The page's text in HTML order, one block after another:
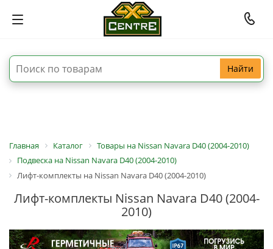
Найти
Главная Каталог
Товары на Nissan Navara D40 (2004-2010)
Подвеска на Nissan Navara D40 (2004-2010)
Лифт-комплекты на Nissan Navara D40 (2004-2010)
Лифт-комплекты Nissan Navara D40 (2004-
2010)